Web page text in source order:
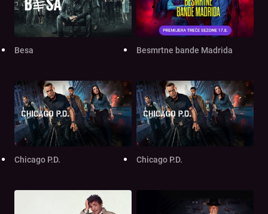
Besa Besmrtne bande Madrida
Chicago P.D. Chicago P.D.